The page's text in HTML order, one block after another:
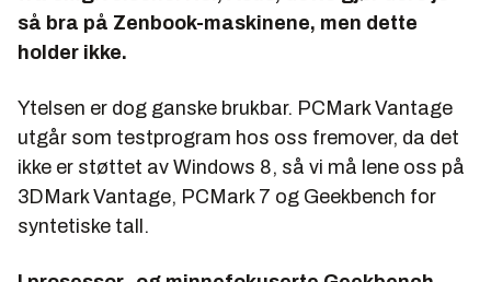
så bra på Zenbook-maskinene, men dette
holder ikke.
Ytelsen er dog ganske brukbar. PCMark Vantage
utgår som testprogram hos oss fremover, da det
ikke er støttet av Windows 8, så vi må lene oss på
3DMark Vantage, PCMark 7 og Geekbench for
syntetiske tall.